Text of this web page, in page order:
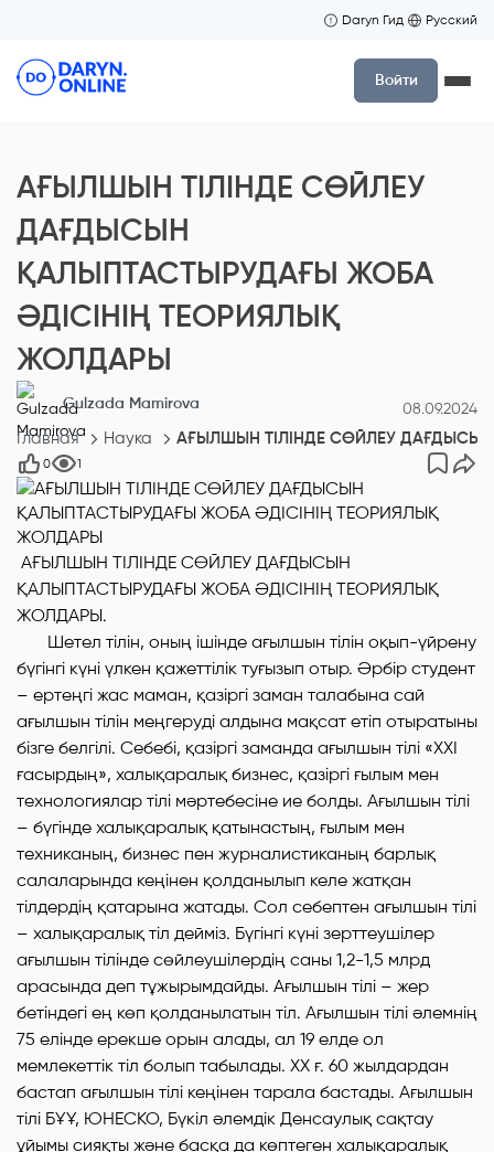
Daryn Гид Русский
Войти
АҒЫЛШЫН ТІЛІНДЕ СӨЙЛЕУ
ДАҒДЫСЫН
ҚАЛЫПТАСТЫРУДАҒЫ ЖОБА
ӘДІСІНІҢ ТЕОРИЯЛЫҚ
ЖОЛДАРЫ
Gulzada Mamirova 08.09.2024
Главная Наука АҒЫЛШЫН ТІЛІНДЕ СӨЙЛЕУ
0 1
АҒЫЛШЫН ТІЛІНДЕ СӨЙЛЕУ ДАҒДЫСЫН
ҚАЛЫПТАСТЫРУДАҒЫ ЖОБА ӘДІСІНІҢ ТЕОРИЯЛЫҚ
ЖОЛДАРЫ.
Шетел тілін, оның ішінде ағылшын тілін оқып-үйрену
бүгінгі күні үлкен қажеттілік туғызып отыр. Әрбір студент
– ертеңгі жас маман, қазіргі заман талабына сай
ағылшын тілін меңгеруді алдына мақсат етіп отыратыны
бізге белгілі. Себебі, қазіргі заманда ағылшын тілі «XXI
ғасырдың», халықаралық бизнес, қазіргі ғылым мен
технологиялар тілі мәртебесіне ие болды. Ағылшын тілі
– бүгінде халықаралық қатынастың, ғылым мен
техниканың, бизнес пен журналистиканың барлық
салаларында кеңінен қолданылып келе жатқан
тілдердің қатарына жатады. Сол себептен ағылшын тілі
– халықаралық тіл дейміз. Бүгінгі күні зерттеушілер
ағылшын тілінде сөйлеушілердің саны 1,2-1,5 млрд
арасында деп тұжырымдайды. Ағылшын тілі – жер
бетіндегі ең көп қолданылатын тіл. Ағылшын тілі әлемнің
75 елінде ерекше орын алады, ал 19 елде ол
мемлекеттік тіл болып табылады. ХХ ғ. 60 жылдардан
бастап ағылшын тілі кеңінен тарала бастады. Ағылшын
тілі БҰҰ, ЮНЕСКО, Бүкіл әлемдік Денсаулық сақтау
ұйымы сияқты және басқа да көптеген халықаралық